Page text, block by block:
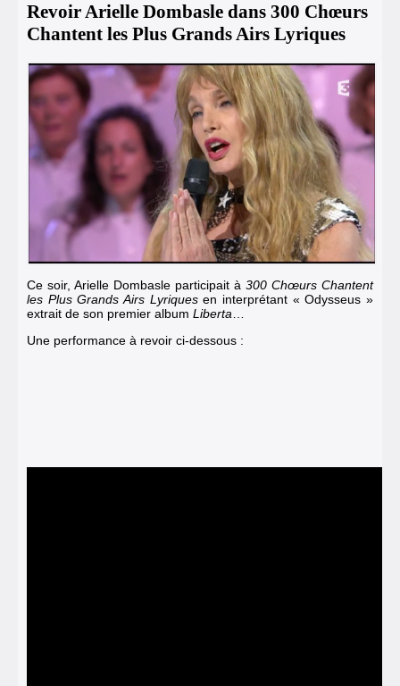
Revoir Arielle Dombasle dans 300 Chœurs
Chantent les Plus Grands Airs Lyriques
Ce soir, Arielle Dombasle participait à 300 Chœurs Chantent
les Plus Grands Airs Lyriquesen interprétant « Odysseus »
extrait de son premier album Liberta
Une performance à revoir ci-dessous :